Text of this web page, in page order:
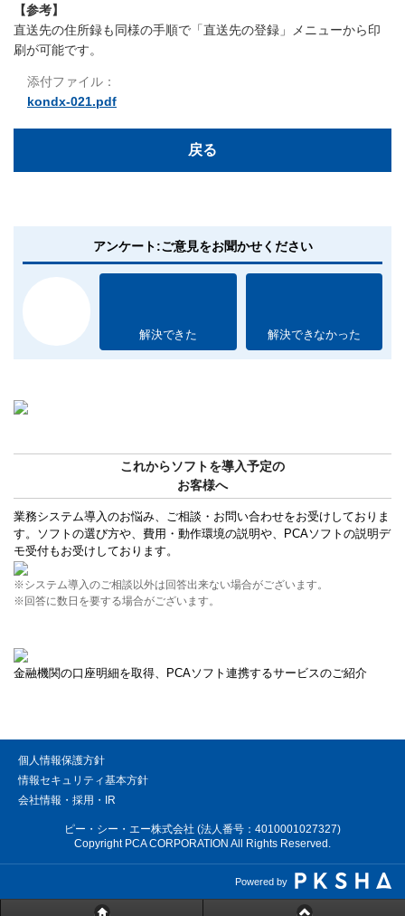
【参考】
直送先の住所録も同様の手順で「直送先の登録」メニューから印
刷が可能です。
添付ファイル：
kondx-021.pdf
戻る
アンケート:ご意見をお聞かせください
解決できた 解決できなかった
これからソフトを導入予定の
お客様へ
業務システム導入のお悩み、ご相談・お問い合わせをお受けしておりま
す。ソフトの選び方や、費用・動作環境の説明や、PCAソフトの説明デ
モ受付もお受けしております。
※システム導入のご相談以外は回答出来ない場合がございます。
※回答に数日を要する場合がございます。
金融機関の口座明細を取得、PCAソフト連携するサービスのご紹介
個人情報保護方針
情報セキュリティ基本方針
会社情報・採用・IR
ピー・シー・エー株式会社 (法人番号：4010001027327)
Copyright PCA CORPORATION All Rights Reserved.
Powered by